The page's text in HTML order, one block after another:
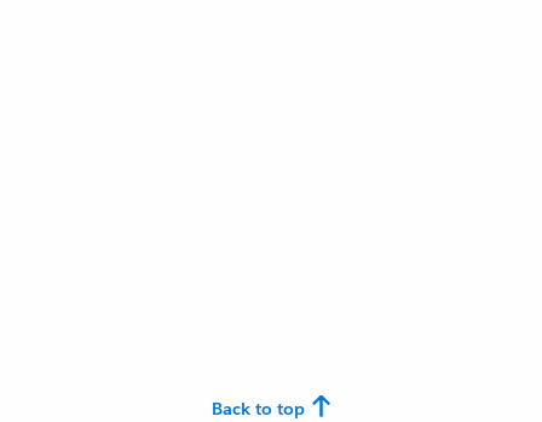
Back to top